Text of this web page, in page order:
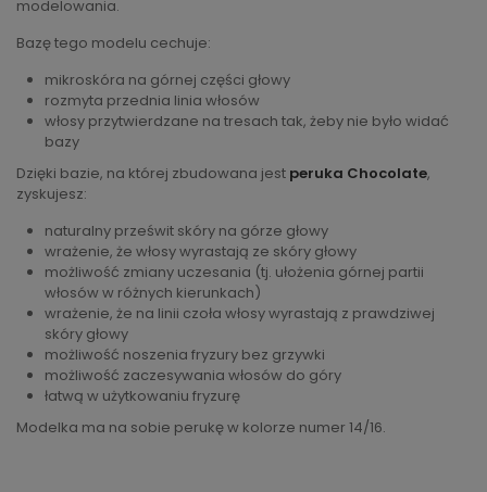
modelowania.
Bazę tego modelu cechuje:
mikroskóra na górnej części głowy
rozmyta przednia linia włosów
włosy przytwierdzane na tresach tak, żeby nie było widać
bazy
Dzięki bazie, na której zbudowana jest peruka Chocolate,
zyskujesz:
naturalny prześwit skóry na górze głowy
wrażenie, że włosy wyrastają ze skóry głowy
możliwość zmiany uczesania (tj. ułożenia górnej partii
włosów w różnych kierunkach)
wrażenie, że na linii czoła włosy wyrastają z prawdziwej
skóry głowy
możliwość noszenia fryzury bez grzywki
możliwość zaczesywania włosów do góry
łatwą w użytkowaniu fryzurę
Modelka ma na sobie perukę w kolorze numer 14/16.